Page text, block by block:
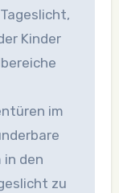
Kinder
im
in den
zu